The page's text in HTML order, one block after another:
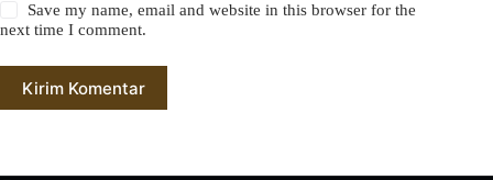
Save my name, email and website in this browser for the
next time I comment.
Kirim Komentar